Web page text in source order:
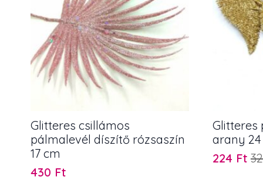
Glitteres csillámos
pálmalevél díszítő rózsaszín
17 cm
430 Ft
Glitteres
arany
Original
224 Ft
Current